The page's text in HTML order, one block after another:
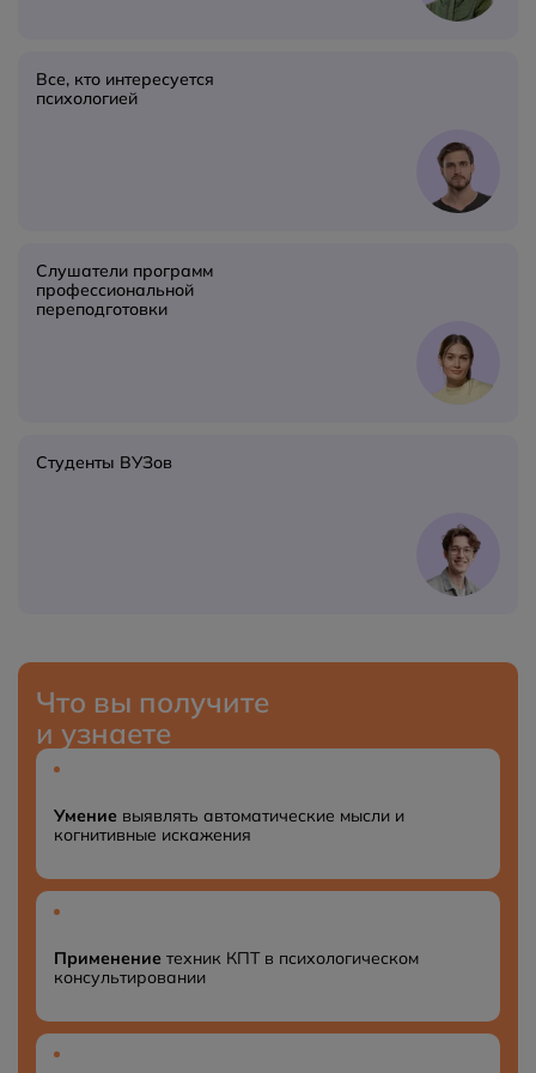
Все, кто интересуется
психологией
Слушатели программ
профессиональной
переподготовки
Студенты ВУЗов
Что вы получите
и узнаете
Умение выявлять автоматические мысли и
когнитивные искажения
Применение техник КПТ в психологическом
консультировании